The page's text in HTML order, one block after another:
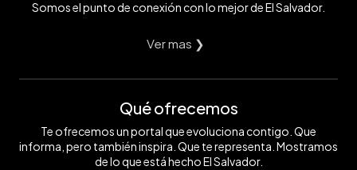
Somos el punto de conexión con lo mejor de El Salvador.
Ver mas ❯
Qué ofrecemos
Te ofrecemos un portal que evoluciona contigo. Que
informa, pero también inspira. Que te representa. Mostramos
de lo que está hecho El Salvador.